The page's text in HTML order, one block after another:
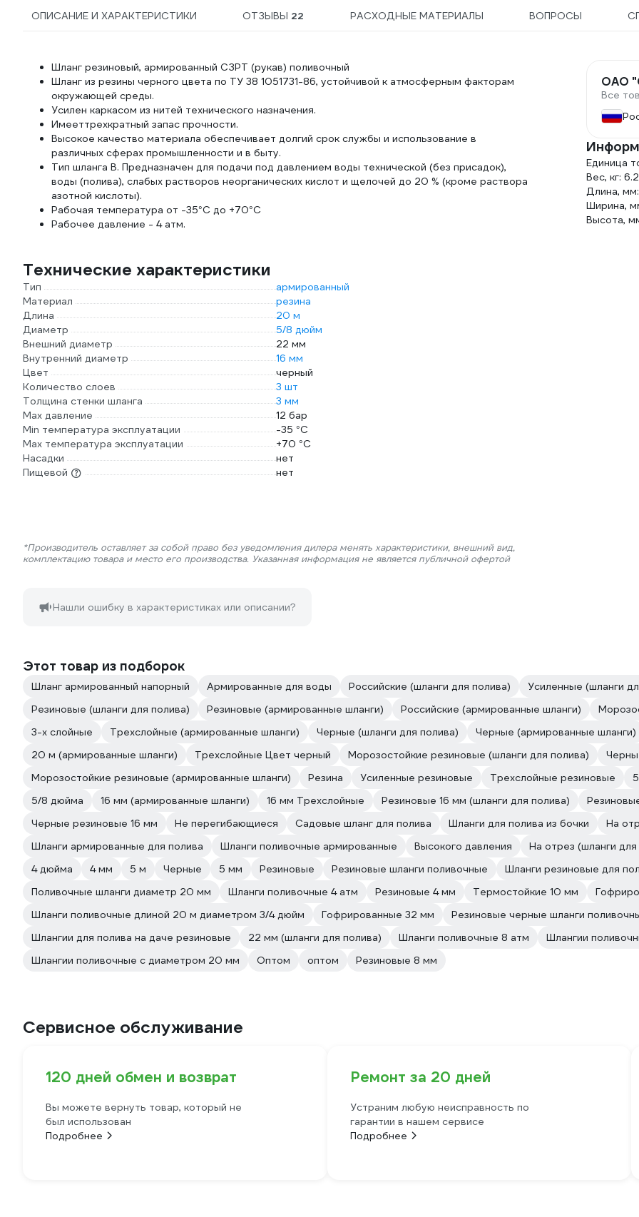
ОПИСАНИЕ И ХАРАКТЕРИСТИКИ ОТЗЫВЫ 22 РАСХОДНЫЕ МАТЕРИАЛЫ ВОПРОСЫ
Шланг резиновый, армированный СЗРТ (рукав) поливочный
Шланг из резины черного цвета по ТУ 38 1051731-86, устойчивой к атмосферным факторам
окружающей среды.
Усилен каркасом из нитей технического назначения.
Имееттрехкратный запас прочности.
Высокое качество материала обеспечивает долгий срок службы и использование в
различных сферах промышленности и в быту.
Тип шланга В. Предназначен для подачи под давлением воды технической (без присадок),
воды (полива), слабых растворов неорганических кислот и щелочей до 20 % (кроме раствора
азотной кислоты).
Рабочая температура от -35°С до +70°С
Рабочее давление - 4 атм.
Технические характеристики
Тип
армированный
Материал
резина
Длина
20 м
Диаметр
5/8 дюйм
Внешний диаметр
22 мм
Внутренний диаметр
16 мм
Цвет
черный
Количество слоев
3 шт
Толщина стенки шланга
3 мм
Max давление
12 бар
Min температура эксплуатации
-35 °С
Мах температура эксплуатации
+70 °С
Насадки
нет
Пищевой
нет
*Производитель оставляет за собой право без уведомления дилера менять характеристики, внешний вид,
комплектацию товара и место его производства. Указанная информация не является публичной офертой
Нашли ошибку в характеристиках или описании?
ОАО
Все
Единица
Вес, кг:
Длина,
Ширина,
Высота,
Этот товар из подборок
Шланг армированный напорный Армированные для воды Российские (шланги для полива) Усиленные (шланги
Резиновые (шланги для полива)
Резиновые (армированные шланги) Российские (армированные шланги)
3-х слойные
Трехслойные (армированные шланги) Черные (шланги для полива) Черные (армированные шланги)
20 м (армированные шланги)
Трехслойные Цвет черный Морозостойкие резиновые (шланги для полива)
Морозостойкие резиновые (армированные шланги)
Резина Усиленные резиновые Трехслойные резиновые
5/8 дюйма
16 мм (армированные шланги) 16 мм Трехслойные Резиновые 16 мм (шланги для полива)
Черные резиновые 16 мм
Не перегибающиеся Садовые шланг для полива Шланги для полива из бочки
На
Шланги армированные для полива
Шланги поливочные армированные Высокого давления На отрез (шланги для
4 дюйма
4 мм 5 м Черные 5 мм Резиновые Резиновые шланги поливочные Шланги резиновые для
Поливочные шланги диаметр 20 мм
Шланги поливочные 4 атм Резиновые 4 мм Термостойкие 10 мм
Шланги поливочные длиной 20 м диаметром 3/4 дюйм
Гофрированные 32 мм Резиновые черные шланги
Шлангии для полива на даче резиновые
22 мм (шланги для полива) Шланги поливочные 8 атм Шлангии
Шлангии поливочные с диаметром 20 мм
Оптом оптом Резиновые 8 мм
Сервисное обслуживание
120 дней обмен и возврат
Вы можете вернуть товар, который не
был использован
Подробнее
Ремонт за 20 дней
Устраним любую неисправность по
гарантии в нашем сервисе
Подробнее